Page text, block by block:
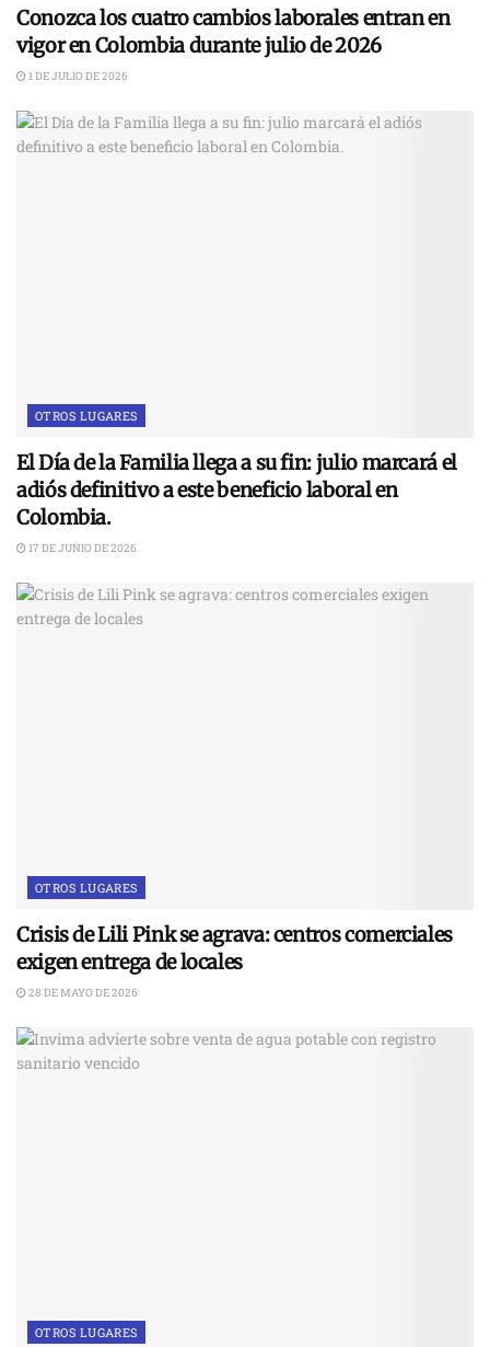
Conozca los cuatro cambios laborales entran en
vigor en Colombia durante julio de 2026
1 DE JULIO DE 2026
OTROS LUGARES
El Día de la Familia llega a su fin: julio marcará el
adiós definitivo a este beneficio laboral en
Colombia.
17 DE JUNIO DE 2026
OTROS LUGARES
Crisis de Lili Pink se agrava: centros comerciales
exigen entrega de locales
28 DE MAYO DE 2026
OTROS LUGARES